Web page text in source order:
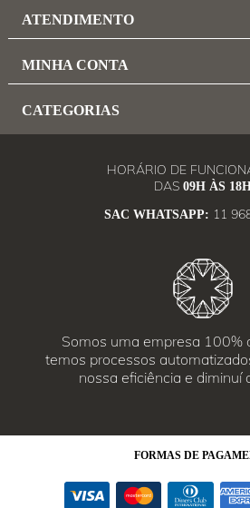
ATENDIMENTO
MINHA CONTA
CATEGORIAS
HORÁRIO DE
DAS 09H ÀS
SAC WHATSAPP: 11
Somos uma empresa 100%
temos processos
nossa eficiência e diminuí
FORMAS DE